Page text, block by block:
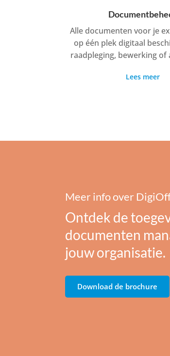
Alle documenten voor je
op één plek digitaal
raadpleging, bewerking of
Lees meer
Meer info over
Ontdek de
documenten
jouw organisatie.
Download de brochure